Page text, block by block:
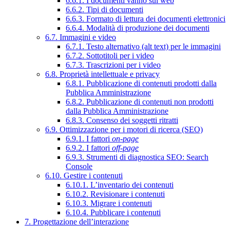
6.6.2. Tipi di documenti
6.6.3. Formato di lettura dei documenti elettronici
6.6.4. Modalità di produzione dei documenti
6.7. Immagini e video
6.7.1. Testo alternativo (alt text) per le immagini
6.7.2. Sottotitoli per i video
6.7.3. Trascrizioni per i video
6.8. Proprietà intellettuale e privacy
6.8.1. Pubblicazione di contenuti prodotti dalla
Pubblica Amministrazione
6.8.2. Pubblicazione di contenuti non prodotti
dalla Pubblica Amministrazione
6.8.3. Consenso dei soggetti ritratti
6.9. Ottimizzazione per i motori di ricerca (SEO)
6.9.1. I fattori on-page
6.9.2. I fattori off-page
6.9.3. Strumenti di diagnostica SEO: Search
Console
6.10. Gestire i contenuti
6.10.1. L’inventario dei contenuti
6.10.2. Revisionare i contenuti
6.10.3. Migrare i contenuti
6.10.4. Pubblicare i contenuti
7. Progettazione dell’interazione